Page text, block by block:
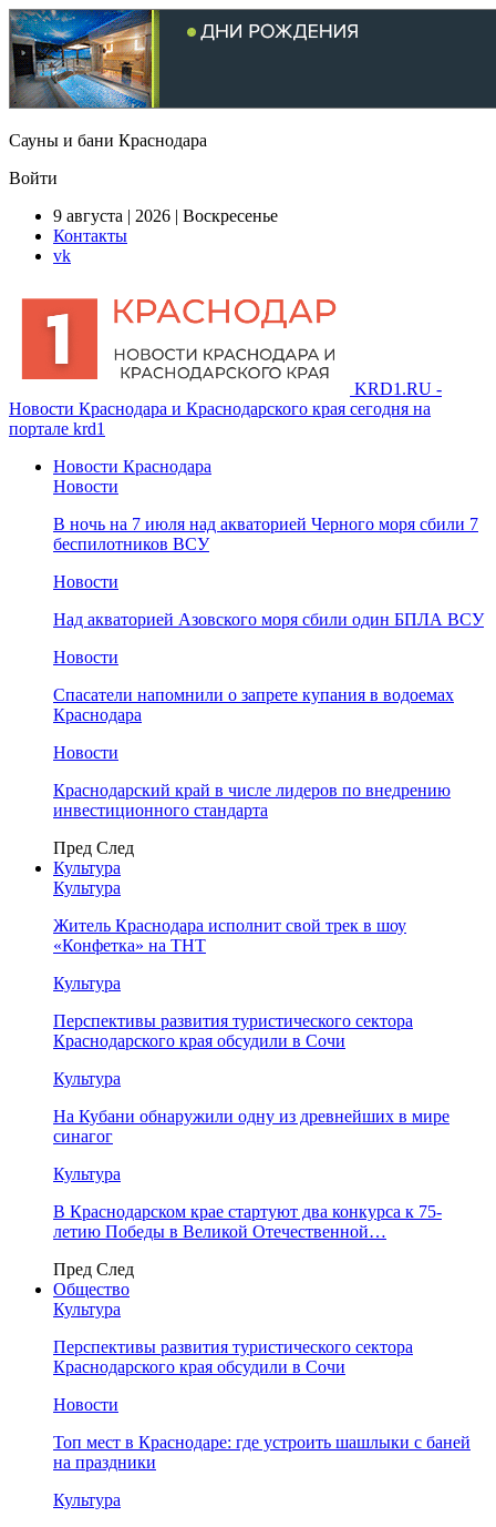
Сауны и бани Краснодара
Войти
9 августа | 2026 | Воскресенье
Контакты
vk
KRD1.RU -
Новости Краснодара и Краснодарского края сегодня на
портале krd1
Новости Краснодара
Новости
В ночь на 7 июля над акваторией Черного моря сбили 7
беспилотников ВСУ
Новости
Над акваторией Азовского моря сбили один БПЛА ВСУ
Новости
Спасатели напомнили о запрете купания в водоемах
Краснодара
Новости
Краснодарский край в числе лидеров по внедрению
инвестиционного стандарта
Пред След
Культура
Культура
Житель Краснодара исполнит свой трек в шоу
«Конфетка» на ТНТ
Культура
Перспективы развития туристического сектора
Краснодарского края обсудили в Сочи
Культура
На Кубани обнаружили одну из древнейших в мире
синагог
Культура
В Краснодарском крае стартуют два конкурса к 75-
летию Победы в Великой Отечественной…
Пред След
Общество
Культура
Перспективы развития туристического сектора
Краснодарского края обсудили в Сочи
Новости
Топ мест в Краснодаре: где устроить шашлыки с баней
на праздники
Культура